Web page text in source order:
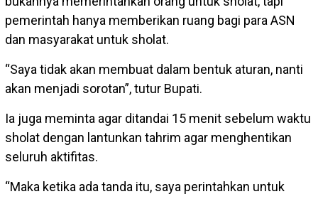
pemerintah hanya memberikan ruang bagi para ASN
dan masyarakat untuk sholat.
“Saya tidak akan membuat dalam bentuk aturan, nanti
akan menjadi sorotan”, tutur Bupati.
Ia juga meminta agar ditandai 15 menit sebelum waktu
sholat dengan lantunkan tahrim agar menghentikan
seluruh aktifitas.
“Maka ketika ada tanda itu, saya perintahkan untuk